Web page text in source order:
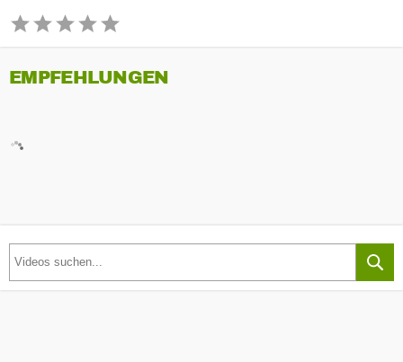
EMPFEHLUNGEN